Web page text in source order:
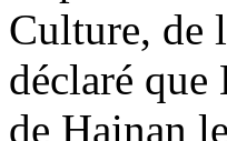
Culture, de
déclaré
de Hainan